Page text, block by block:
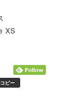
XS
コピー